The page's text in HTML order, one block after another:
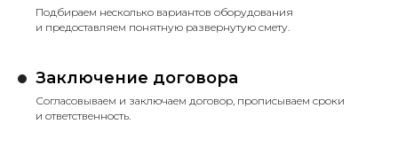
Подбираем несколько вариантов оборудования
и предоставляем понятную развернутую смету.
Заключение договора
Согласовываем и заключаем договор, прописываем сроки
и ответственность.